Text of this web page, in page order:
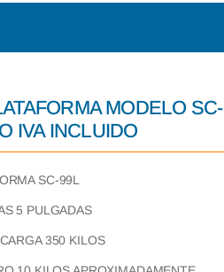
MODELO SC-
IVA INCLUIDO
SC-99L
5 PULGADAS
350 KILOS